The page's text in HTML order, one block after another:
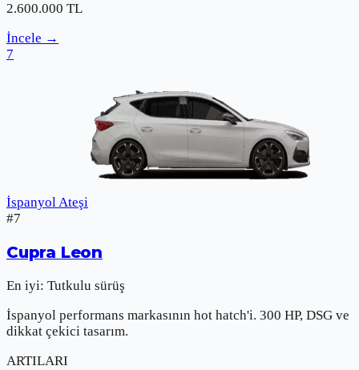
2.600.000 TL
İncele →
7
İspanyol Ateşi
#7
Cupra Leon
En iyi: Tutkulu sürüş
İspanyol performans markasının hot hatch'i. 300 HP, DSG ve
dikkat çekici tasarım.
ARTILARI